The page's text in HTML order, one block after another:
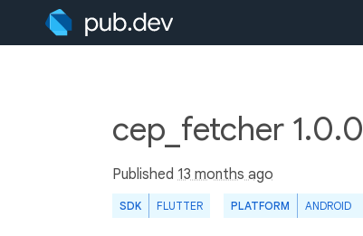
cep_fetcher 1.0.0
Published 13 months ago
SDK FLUTTER PLATFORM ANDROID